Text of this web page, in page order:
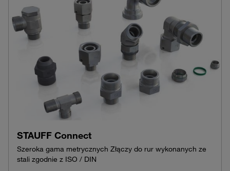
STAUFF Connect
Szeroka gama metrycznych Złączy do rur wykonanych ze
stali zgodnie z ISO / DIN